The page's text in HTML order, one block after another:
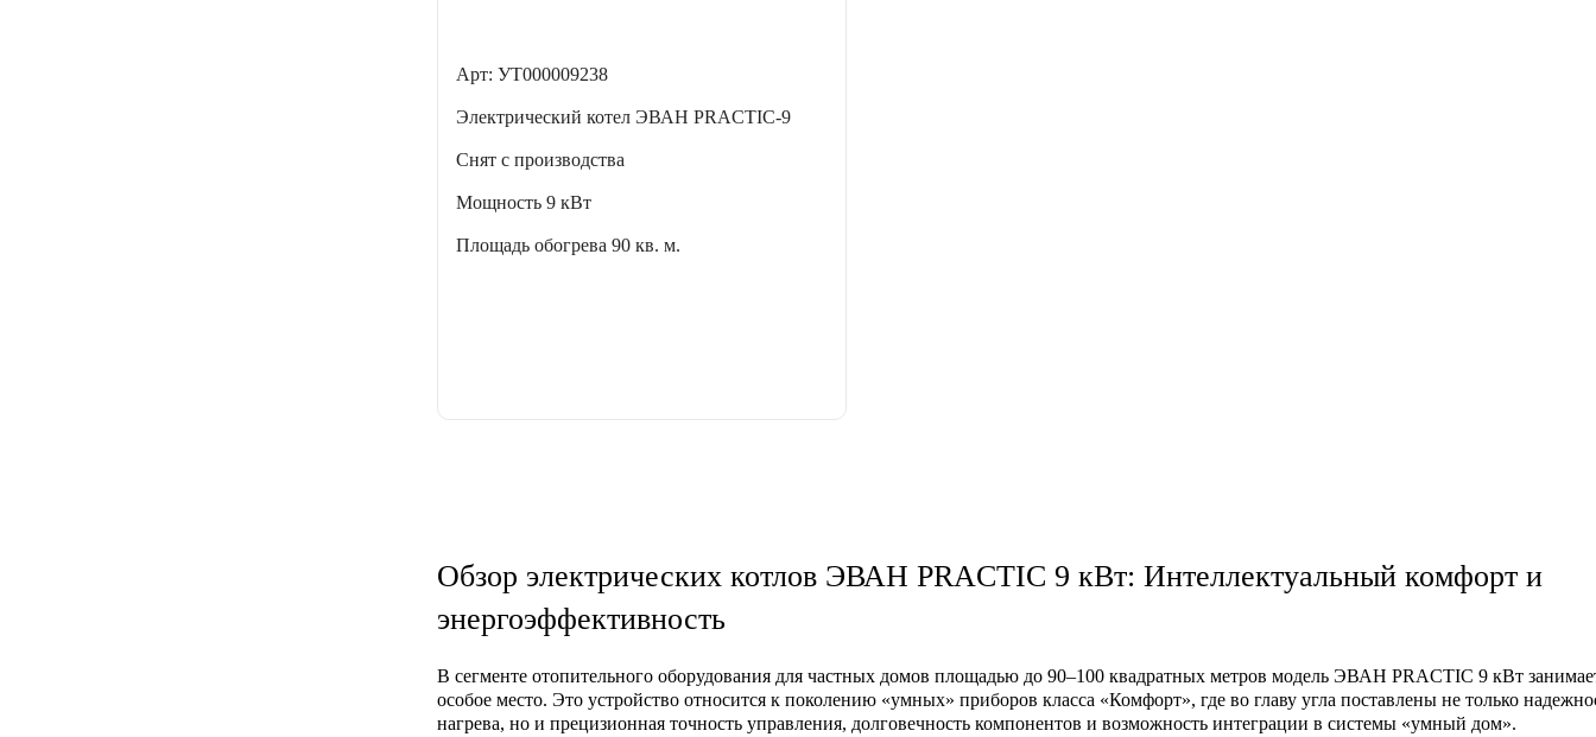
Арт: УТ000009238
Электрический котел ЭВАН PRACTIC-9
Снят с производства
Мощность 9 кВт
Площадь обогрева 90 кв. м.
Обзор электрических котлов ЭВАН PRACTIC 9 кВт: Интеллектуальный комфорт и
энергоэффективность
В сегменте отопительного оборудования для частных домов площадью до 90–100 квадратных метров модель ЭВАН PRACTIC 9 кВт
особое место. Это устройство относится к поколению «умных» приборов класса «Комфорт», где во главу угла поставлены не только
нагрева, но и прецизионная точность управления, долговечность компонентов и возможность интеграции в системы «умный дом».